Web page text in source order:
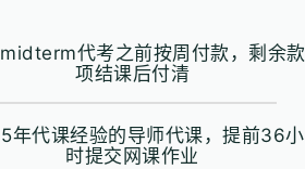
midterm代考之前按周付款，剩余款
项结课后付清
5年代课经验的导师代课，提前36小
时提交网课作业